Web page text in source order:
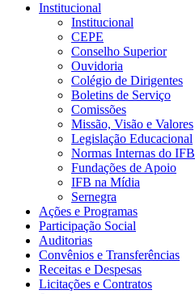
Institucional
Institucional
CEPE
Conselho Superior
Ouvidoria
Colégio de Dirigentes
Boletins de Serviço
Comissões
Missão, Visão e Valores
Legislação Educacional
Normas Internas do IFB
Fundações de Apoio
IFB na Mídia
Sernegra
Ações e Programas
Participação Social
Auditorias
Convênios e Transferências
Receitas e Despesas
Licitações e Contratos